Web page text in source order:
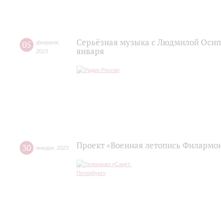
05 февраля
2023
Серьёзная музыка с Людмилой
января
30 января 2023 Проект «Военная летопись